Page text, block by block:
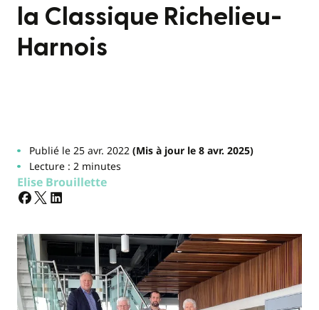
la Classique Richelieu-
Harnois
Publié le 25 avr. 2022(Mis à jour le 8 avr. 2025)
Lecture : 2 minutes
Elise Brouillette